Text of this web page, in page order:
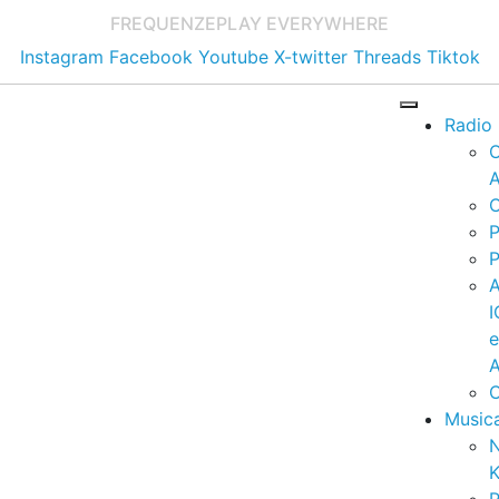
FREQUENZEPLAY EVERYWHERE
Instagram Facebook Youtube X-twitter Threads Tiktok
Radio
e